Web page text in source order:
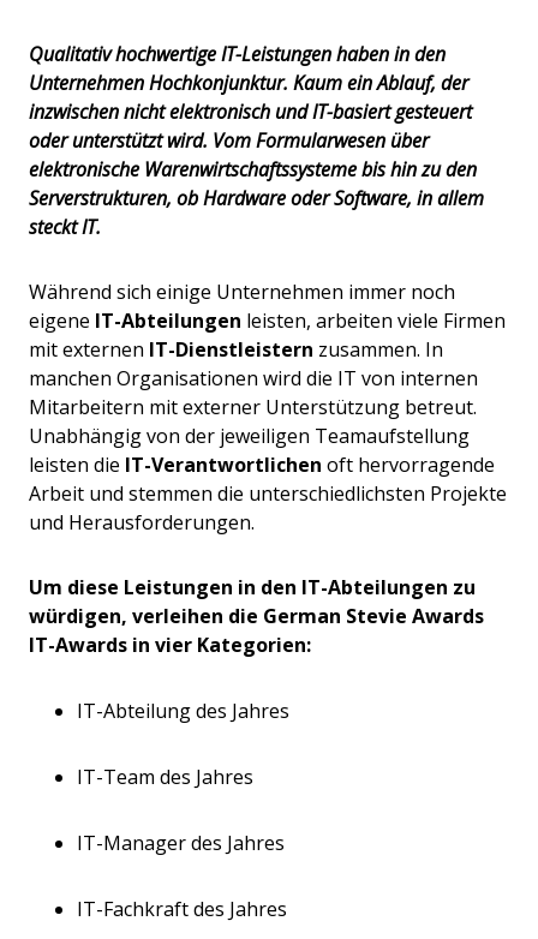
Qualitativ hochwertige IT-Leistungen haben in den
Unternehmen Hochkonjunktur. Kaum ein Ablauf, der
inzwischen nicht elektronisch und IT-basiert gesteuert
oder unterstützt wird. Vom Formularwesen über
elektronische Warenwirtschaftssysteme bis hin zu den
Serverstrukturen, ob Hardware oder Software, in allem
steckt IT.
Während sich einige Unternehmen immer noch
eigene IT-Abteilungen leisten, arbeiten viele Firmen
mit externen IT-Dienstleistern zusammen. In
manchen Organisationen wird die IT von internen
Mitarbeitern mit externer Unterstützung betreut.
Unabhängig von der jeweiligen Teamaufstellung
leisten die IT-Verantwortlichen oft hervorragende
Arbeit und stemmen die unterschiedlichsten Projekte
und Herausforderungen.
Um diese Leistungen in den IT-Abteilungen zu
würdigen, verleihen die German Stevie Awards
IT-Awards in vier Kategorien:
IT-Abteilung des Jahres
IT-Team des Jahres
IT-Manager des Jahres
IT-Fachkraft des Jahres